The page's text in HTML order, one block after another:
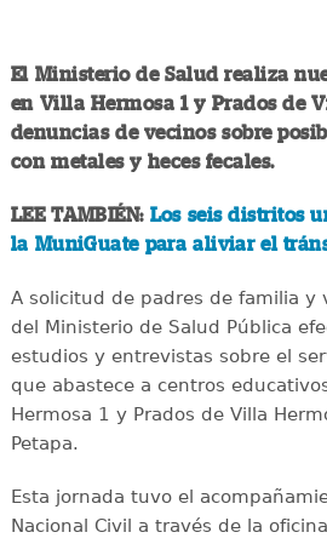
El Ministerio de Salud realiza
en Villa Hermosa 1 y Prados de
denuncias de vecinos sobre
con metales y heces fecales.
LEE TAMBIÉN: Los seis distritos
la MuniGuate para aliviar el
A solicitud de padres de familia y
del Ministerio de Salud Pública
estudios y entrevistas sobre el
que abastece a centros
Hermosa 1 y Prados de Villa
Petapa.
Esta jornada tuvo el
Nacional Civil a través de la